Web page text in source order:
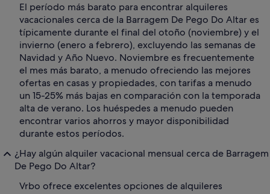
El período más barato para encontrar alquileres
vacacionales cerca de la Barragem De Pego Do Altar es
típicamente durante el final del otoño (noviembre) y el
invierno (enero a febrero), excluyendo las semanas de
Navidad y Año Nuevo. Noviembre es frecuentemente
el mes más barato, a menudo ofreciendo las mejores
ofertas en casas y propiedades, con tarifas a menudo
un 15-25% más bajas en comparación con la temporada
alta de verano. Los huéspedes a menudo pueden
encontrar varios ahorros y mayor disponibilidad
durante estos períodos.
¿Hay algún alquiler vacacional mensual cerca de Barragem
De Pego Do Altar?
Vrbo ofrece excelentes opciones de alquileres